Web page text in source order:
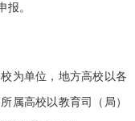
报。
为单位，地方高校以各
属高校以教育司（局）